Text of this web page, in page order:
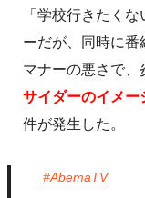
「学校行きたく
ーだが、同時に
マナーの悪さで
サイダーのイメー
件が発生した。
#AbemaTV